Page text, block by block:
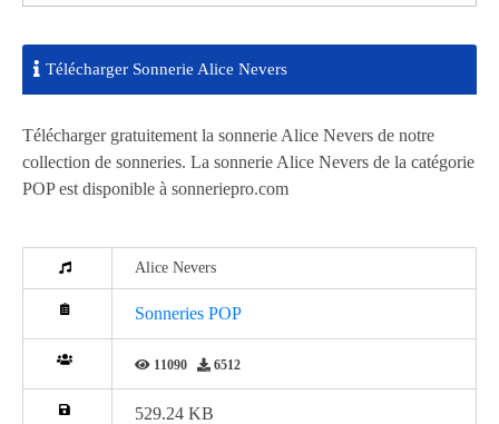
Télécharger Sonnerie Alice Nevers
Télécharger gratuitement la sonnerie Alice Nevers de notre
collection de sonneries. La sonnerie Alice Nevers de la catégorie
POP est disponible à sonneriepro.com
Alice Nevers
Sonneries POP
11090 6512
529.24 KB